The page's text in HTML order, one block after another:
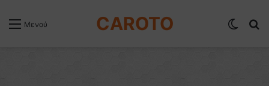
Μενού CAROTO